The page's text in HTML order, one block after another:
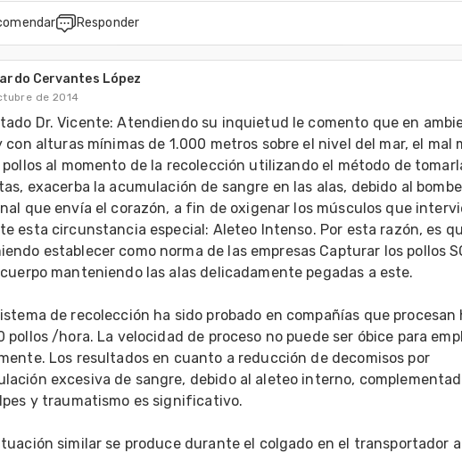
Responder
Cervantes López
de 2014
Dr. Vicente: Atendiendo su inquietud le comento que en
con alturas mínimas de 1.000 metros sobre el nivel del mar, el mal
pollos al momento de la recolección utilizando el método de
exacerba la acumulación de sangre en las alas, debido al
que envía el corazón, a fin de oxigenar los músculos que
esta circunstancia especial: Aleteo Intenso. Por esta razón, es
establecer como norma de las empresas Capturar los pollos
manteniendo las alas delicadamente pegadas a este.
de recolección ha sido probado en compañías que procesan
pollos /hora. La velocidad de proceso no puede ser óbice para
Los resultados en cuanto a reducción de decomisos por
excesiva de sangre, debido al aleteo interno,
y traumatismo es significativo.
similar se produce durante el colgado en el transportador